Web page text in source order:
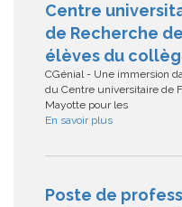
Centre
de Recherche
élèves du
CGénial - Une immersion
du Centre universitaire de
Mayotte pour les
En savoir plus
Poste de